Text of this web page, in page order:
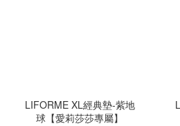
LIFORME XL經典墊-紫地
球【愛莉莎莎專屬】